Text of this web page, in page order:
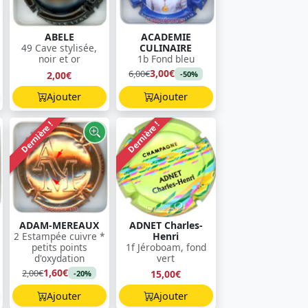
ABELE
49 Cave stylisée,
noir et or
2,00€
Ajouter
ACADEMIE
CULINAIRE
1b Fond bleu
6,00€3,00€ -50%
Ajouter
Dernière !
ADAM-MEREAUX
2 Estampée cuivre *
petits points
d'oxydation
2,00€1,60€ -20%
Ajouter
Dernière !
ADNET Charles-
Henri
1f Jéroboam, fond
vert
15,00€
Ajouter